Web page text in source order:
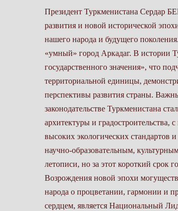
Президент Туркменистана Сердар БЕРДЫМУХАМЕДОВ: Город Аркадаг, являющийся символом нашего стремительного развития и новой исторической эпохи, – инновационный проект, направленный на обеспечение счастливой жизни нашего народа и будущего поколения. В этом году исполняется три года, когда на карте Туркменистана появился «умный» город Аркадаг. В истории Туркменского государства это первый город с особым правовым статусом – «город государственного значения», что подчёркивает особую значимость города Аркадаг, как административно-территориальной единицы, демонстрирующей успехи независимого нейтрального Туркменистана, а также долгосрочные перспективы развития страны. Важным фактором правового закрепления за городом Аркадаг особого статуса в законодательстве Туркменистана стало то, что строительство осуществляется на основе передовых методов в области архитектуры и градостроительства, с применением нормативов «умных» городов, практическим претворением в жизнь высоких экологических стандартов и «зелёных» технологий. Наряду с этим город Аркадаг призван стать крупным научно-образовательным, культурным и международным центром нашей страны. Три года – миг в исторической летописи, но за этот короткий срок город Аркадаг получил широкую известность в мире, став символом эры Возрождения новой эпохи могущественного государства. Этот город воплотил в себе идеи и устремления туркменского народа о процветании, гармонии и прогрессе. Но истинным созидателем этого грандиозного проекта, его душой и сердцем, является Национальный Лидер туркменского народа, Председатель Халк Маслахаты Гурбангулы Бердымухамедов. Политическая воля Героя ¬Аркадага, подобная несокрушимой скале, стала фундаментом этого города, мудрость Героя Аркадага, подобная путеводной звезде, освещала путь к его созданию, стратегическое видение Героя Аркадага, охватывающее горизонты будущего, позволило воплотить в жизнь столь амбициозный замысел. Именно благодаря неустанной заботе Национального Лидера туркменского народа, Председателя Халк Маслахаты Туркменистана Гурбангулы Бердымухамедова, его безграничной вере в потенциал своего народа, первый в регионе «умный» город Аркадаг стал реальностью. Национальный Лидер не просто руководил процессом, он вдохновлял, сплачивал, зажигал сердца людей идеей создания города, который станет не только образцом современной архитектуры и инфраструктуры, но и символом духовного возрождения нации. Город Аркадаг – это несокрушимый символ дальновидности, самоотверженности и безграничной любви к Родине Национального Лидера туркменского народа Гурбангулы Бердымухамедова. Этот город будет вечно напоминать о том, как один человек, обладающий исключительным лидерством и глубоким пониманием чаяний своего народа, способен изменить ход истории, построив не просто город, а новую главу в летописи могущественного государства, главу, наполненную светом надежды и сиянием прогресса. Этот город доказал свою значимость как проект не только национального масштаба. Современные урбанистические решения,